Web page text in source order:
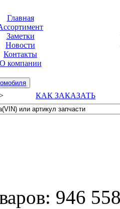
Главная
Заметки
Новости
Контакты
О компании
КАК ЗАКАЗАТЬ
946